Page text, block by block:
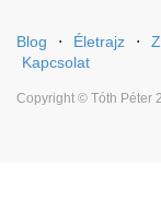
Blog ⋅ Életrajz ⋅
Kapcsolat
Copyright © Tóth Péter